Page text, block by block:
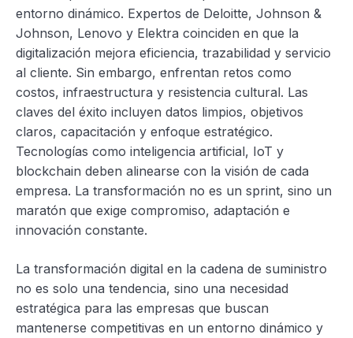
entorno dinámico. Expertos de Deloitte, Johnson &
Johnson, Lenovo y Elektra coinciden en que la
digitalización mejora eficiencia, trazabilidad y servicio
al cliente. Sin embargo, enfrentan retos como
costos, infraestructura y resistencia cultural. Las
claves del éxito incluyen datos limpios, objetivos
claros, capacitación y enfoque estratégico.
Tecnologías como inteligencia artificial, IoT y
blockchain deben alinearse con la visión de cada
empresa. La transformación no es un sprint, sino un
maratón que exige compromiso, adaptación e
innovación constante.
La transformación digital en la cadena de suministro
no es solo una tendencia, sino una necesidad
estratégica para las empresas que buscan
mantenerse competitivas en un entorno dinámico y